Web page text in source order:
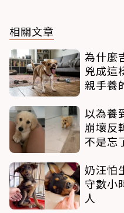
相關文章
為什麼
兇成這
親手養
以為養
崩壞反
不是忘
奶汪怕
守數小
人